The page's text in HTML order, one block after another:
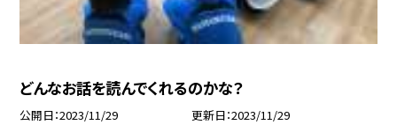
どんなお話を読んでくれるのかな？
公開日 2023/11/29 更新日 2023/11/29